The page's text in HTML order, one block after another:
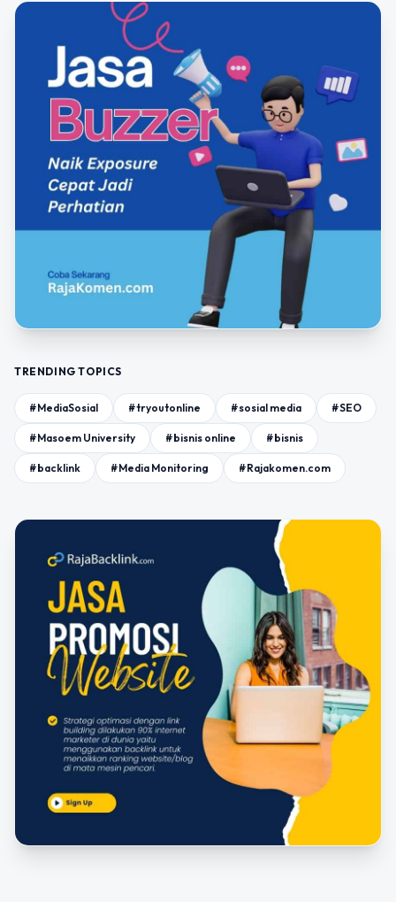
TRENDING TOPICS
#MediaSosial #tryoutonline #sosial media #SEO
#Masoem University #bisnis online #bisnis
#backlink #Media Monitoring #Rajakomen.com